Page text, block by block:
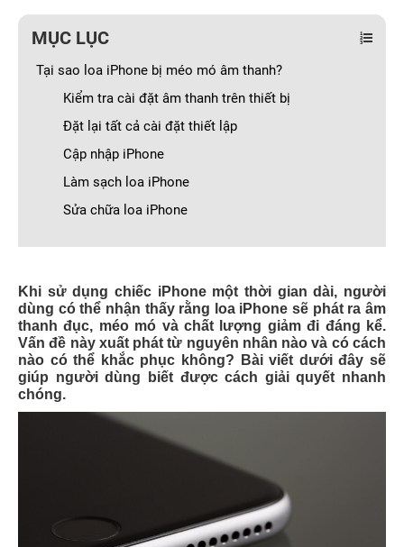
MỤC LỤC
Tại sao loa iPhone bị méo mó âm thanh?
Kiểm tra cài đặt âm thanh trên thiết bị
Đặt lại tất cả cài đặt thiết lập
Cập nhập iPhone
Làm sạch loa iPhone
Sửa chữa loa iPhone
Khi sử dụng chiếc iPhone một thời gian dài, người
dùng có thể nhận thấy rằng loa iPhone sẽ phát ra âm
thanh đục, méo mó và chất lượng giảm đi đáng kể.
Vấn đề này xuất phát từ nguyên nhân nào và có cách
nào có thể khắc phục không? Bài viết dưới đây sẽ
giúp người dùng biết được cách giải quyết nhanh
chóng.